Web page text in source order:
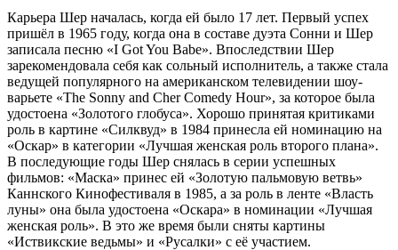
Карьера Шер началась, когда ей было 17 лет. Первый успех
пришёл в 1965 году, когда она в составе дуэта Сонни и Шер
записала песню «I Got You Babe». Впоследствии Шер
зарекомендовала себя как сольный исполнитель, а также стала
ведущей популярного на американском телевидении шоу-
варьете «The Sonny and Cher Comedy Hour», за которое была
удостоена «Золотого глобуса». Хорошо принятая критиками
роль в картине «Силквуд» в 1984 принесла ей номинацию на
«Оскар» в категории «Лучшая женская роль второго плана».
В последующие годы Шер снялась в серии успешных
фильмов: «Маска» принес ей «Золотую пальмовую ветвь»
Каннского Кинофестиваля в 1985, а за роль в ленте «Власть
луны» она была удостоена «Оскара» в номинации «Лучшая
женская роль». В это же время были сняты картины
«Иствикские ведьмы» и «Русалки» с её участием.